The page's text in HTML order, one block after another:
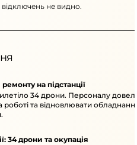
не видно.
на підстанції
34 дрони. Персоналу
роботі та відновлювати
34 дрони та окупація